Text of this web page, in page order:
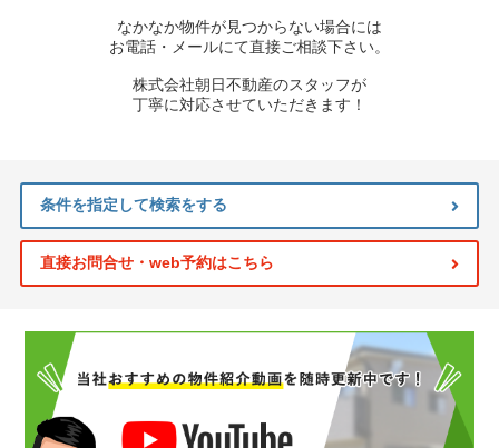
なかなか物件が見つからない場合には
お電話・メールにて直接ご相談下さい。
株式会社朝日不動産のスタッフが
丁寧に対応させていただきます！
条件を指定して検索をする
直接お問合せ・web予約はこちら